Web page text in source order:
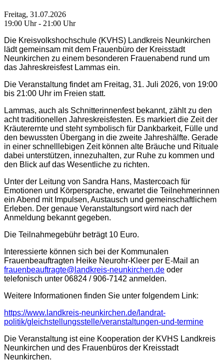
Freitag, 31.07.2026
19:00 Uhr - 21:00 Uhr
Die Kreisvolkshochschule (KVHS) Landkreis Neunkirchen
lädt gemeinsam mit dem Frauenbüro der Kreisstadt
Neunkirchen zu einem besonderen Frauenabend rund um
das Jahreskreisfest Lammas ein.
Die Veranstaltung findet am Freitag, 31. Juli 2026, von 19:00
bis 21:00 Uhr im Freien statt.
Lammas, auch als Schnitterinnenfest bekannt, zählt zu den
acht traditionellen Jahreskreisfesten. Es markiert die Zeit der
Kräuterernte und steht symbolisch für Dankbarkeit, Fülle und
den bewussten Übergang in die zweite Jahreshälfte. Gerade
in einer schnelllebigen Zeit können alte Bräuche und Rituale
dabei unterstützen, innezuhalten, zur Ruhe zu kommen und
den Blick auf das Wesentliche zu richten.
Unter der Leitung von Sandra Hans, Mastercoach für
Emotionen und Körpersprache, erwartet die Teilnehmerinnen
ein Abend mit Impulsen, Austausch und gemeinschaftlichem
Erleben. Der genaue Veranstaltungsort wird nach der
Anmeldung bekannt gegeben.
Die Teilnahmegebühr beträgt 10 Euro.
Interessierte können sich bei der Kommunalen
Frauenbeauftragten Heike Neurohr-Kleer per E-Mail an
frauenbeauftragte@landkreis-neunkirchen.de oder
telefonisch unter 06824 / 906-7142 anmelden.
Weitere Informationen finden Sie unter folgendem Link:
https://www.landkreis-neunkirchen.de/landrat-
politik/gleichstellungsstelle/veranstaltungen-und-termine
Die Veranstaltung ist eine Kooperation der KVHS Landkreis
Neunkirchen und des Frauenbüros der Kreisstadt
Neunkirchen.